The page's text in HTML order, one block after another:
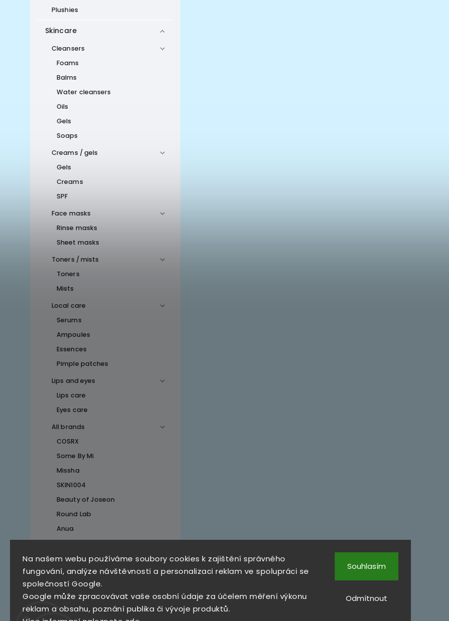
Na našem webu používáme soubory cookies k zajištění správného
fungování, analýze návštěvnosti a personalizaci reklam ve spolupráci se
společností Google.
Google může zpracovávat vaše osobní údaje za účelem měření výkonu
reklam a obsahu, poznání publika či vývoje produktů.
Odmítnout
Souhlasím
Plushies
Skincare
Cleansers
Foams
Balms
Water cleansers
Oils
Gels
Soaps
Creams / gels
Gels
Creams
SPF
Face masks
Rinse masks
Sheet masks
Toners / mists
Toners
Mists
Local care
Serums
Ampoules
Essences
Pimple patches
Lips and eyes
Lips care
Eyes care
All brands
COSRX
Some By Mi
Missha
SKIN1004
Beauty of Joseon
Round Lab
Anua
Top 10 produktů
SKZ Mystery Box
790 Kč